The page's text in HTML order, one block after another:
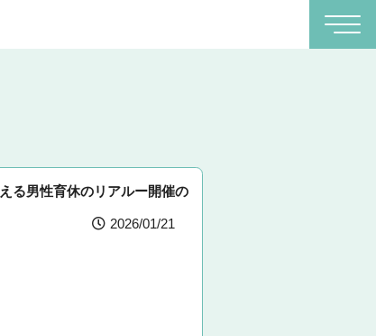
る男性育休のリアルー開催の
2026/01/21